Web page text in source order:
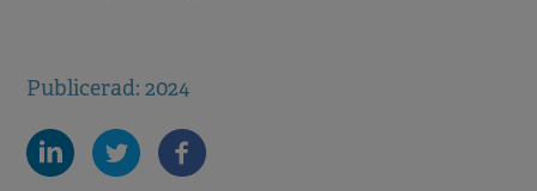
Publicerad: 2024